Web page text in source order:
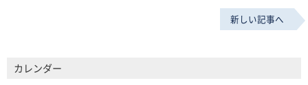
新しい記事へ
カレンダー